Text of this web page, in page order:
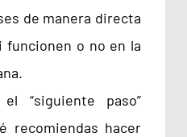
de manera directa
funcionen o no en la
“siguiente paso”
recomiendas hacer